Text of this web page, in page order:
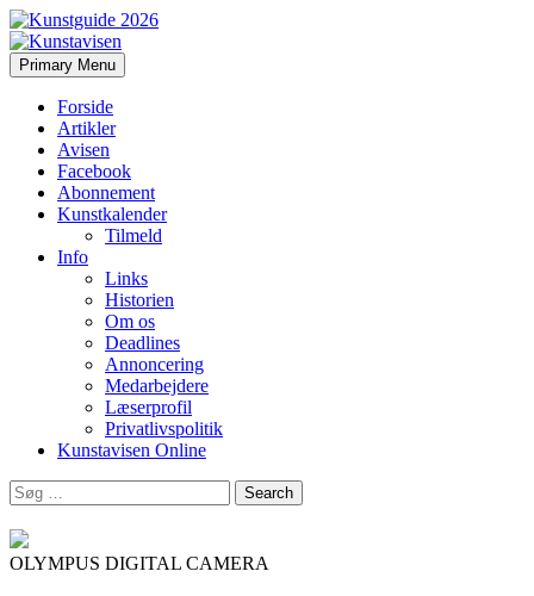
Kunstavisen
Search
Primary Menu Skip
to
Forside
Artikler
Avisen
Facebook
Abonnement
Kunstkalender
Tilmeld
Info
Links
Historien
Om os
Deadlines
Annoncering
Medarbejdere
Læserprofil
Privatlivspolitik
Kunstavisen Online
Search
for:
OLYMPUS DIGITAL CAMERA